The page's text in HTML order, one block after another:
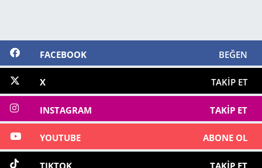
FACEBOOK BEĞEN
X TAKIP ET
INSTAGRAM TAKIP ET
YOUTUBE ABONE OL
TIKTOK TAKIP ET